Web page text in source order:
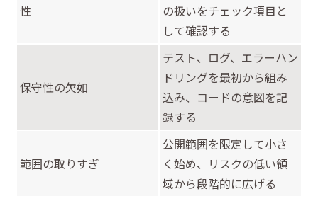
性
の扱いをチェック項目と
して確認する
保守性の欠如
テスト、ログ、エラーハン
ドリングを最初から組み
込み、コードの意図を記
録する
範囲の取りすぎ
公開範囲を限定して小さ
く始め、リスクの低い領
域から段階的に広げる